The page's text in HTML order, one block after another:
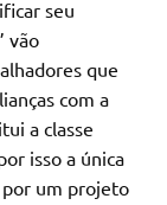
seu
vão
que
com a
a classe
isso a única
por um projeto